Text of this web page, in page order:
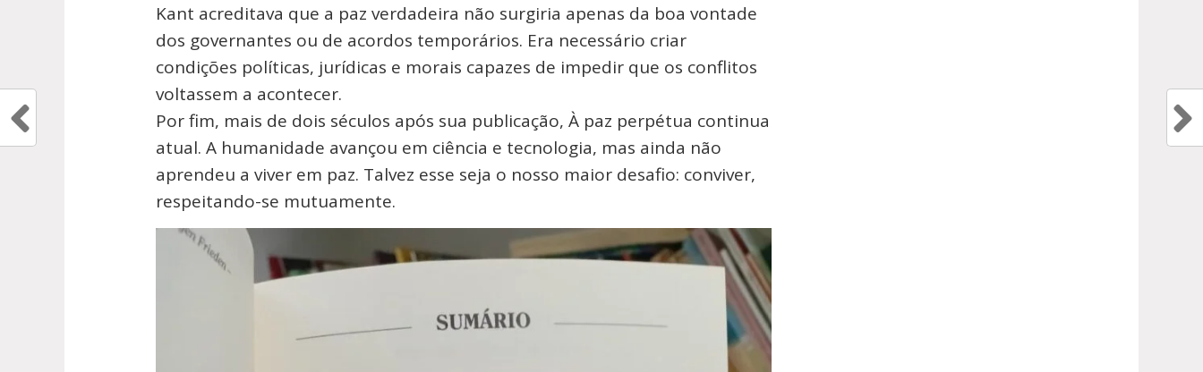
Kant acreditava que a paz verdadeira não surgiria apenas da boa vontade
dos governantes ou de acordos temporários. Era necessário criar
condições políticas, jurídicas e morais capazes de impedir que os conflitos
voltassem a acontecer.
Por fim, mais de dois séculos após sua publicação, À paz perpétua continua
atual. A humanidade avançou em ciência e tecnologia, mas ainda não
aprendeu a viver em paz. Talvez esse seja o nosso maior desafio: conviver,
respeitando-se mutuamente.